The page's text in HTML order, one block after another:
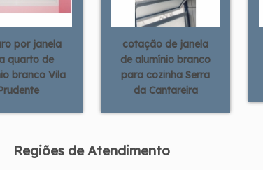
por janela
quarto de
branco Vila
cotação de janela
de alumínio branco
para cozinha Serra
da Cantareira
Regiões de Atendimento